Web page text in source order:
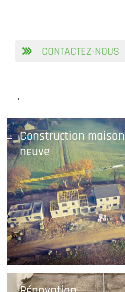
CONTACTEZ-NOUS
,
Construction maison
neuve